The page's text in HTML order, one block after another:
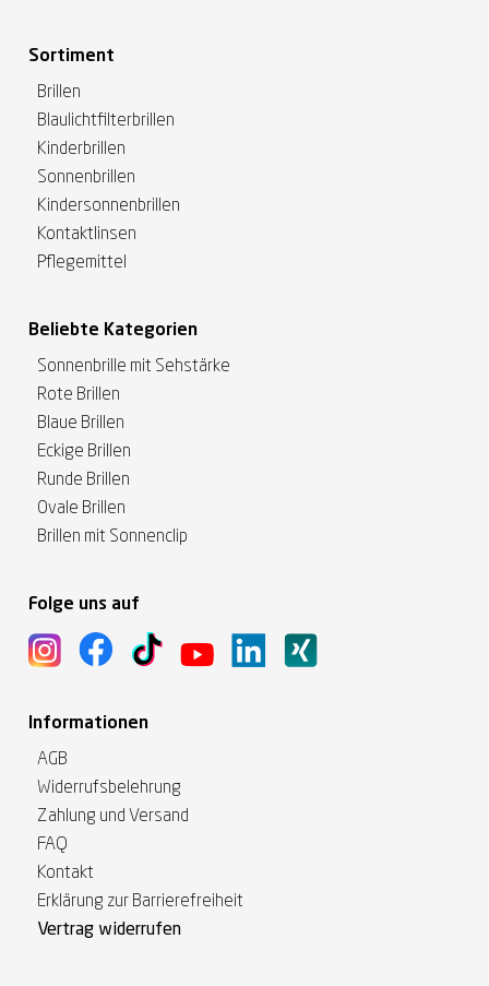
Sortiment
Brillen
Blaulichtfilterbrillen
Kinderbrillen
Sonnenbrillen
Kindersonnenbrillen
Kontaktlinsen
Pflegemittel
Beliebte Kategorien
Sonnenbrille mit Sehstärke
Rote Brillen
Blaue Brillen
Eckige Brillen
Runde Brillen
Ovale Brillen
Brillen mit Sonnenclip
Folge uns auf
Informationen
AGB
Widerrufsbelehrung
Zahlung und Versand
FAQ
Kontakt
Erklärung zur Barrierefreiheit
Vertrag widerrufen